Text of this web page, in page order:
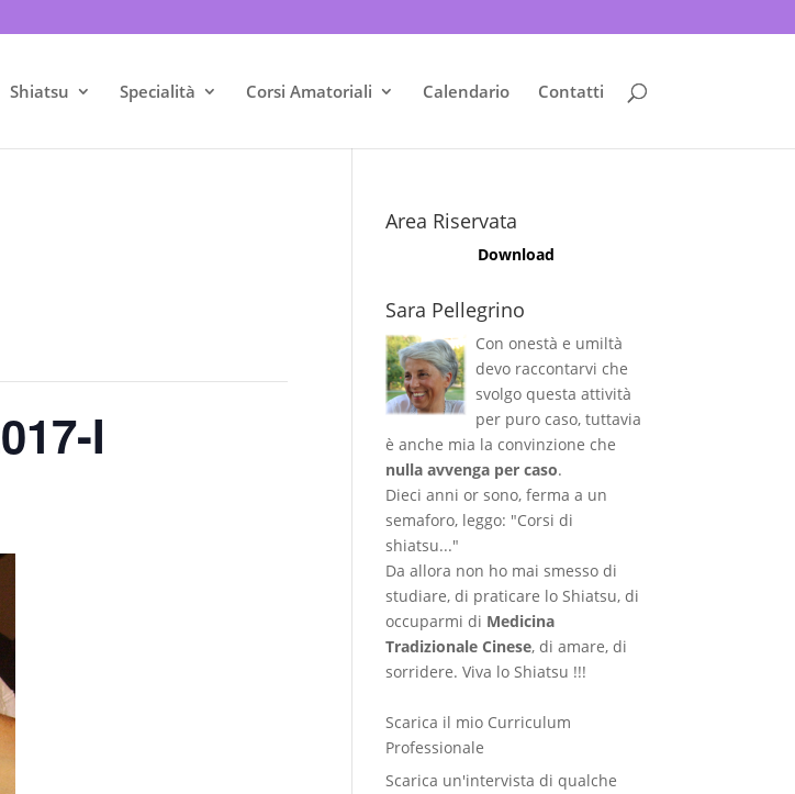
Shiatsu Specialità Corsi Amatoriali Calendario Contatti
I
Area Riservata
Download
Sara Pellegrino
Con onestà e umiltà
devo raccontarvi che
svolgo questa attività
per puro caso, tuttavia
è anche mia la convinzione che
nulla avvenga per caso.
Dieci anni or sono, ferma a un
semaforo, leggo: "Corsi di
shiatsu..."
Da allora non ho mai smesso di
studiare, di praticare lo Shiatsu, di
occuparmi di Medicina
Tradizionale Cinese, di amare, di
sorridere. Viva lo Shiatsu !!!
Scarica il mio Curriculum
Professionale
Scarica un'intervista di qualche